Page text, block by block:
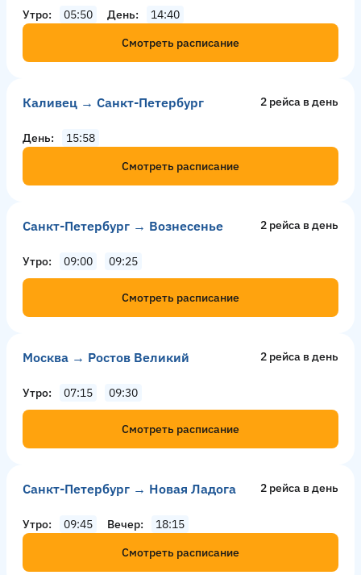
Утро 05:50 День
14:40
Смотреть расписание
Каливец → Санкт-Петербург 2 рейсa в день
День
15:58
Смотреть расписание
Санкт-Петербург → Вознесенье 2 рейсa в день
Утро 09:00 09:25
Смотреть расписание
Москва → Ростов Великий 2 рейсa в день
Утро 07:15 09:30
Смотреть расписание
Санкт-Петербург → Новая Ладога 2 рейсa в день
Утро 09:45 Вечер
18:15
Смотреть расписание